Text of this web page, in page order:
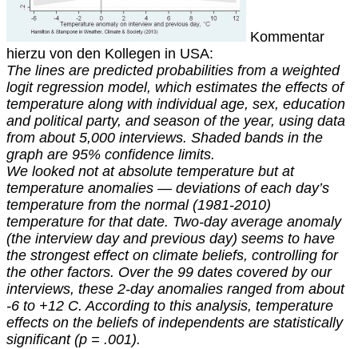
Kommentar
hierzu von den Kollegen in USA:
The lines are predicted probabilities from a weighted
logit regression model, which estimates the effects of
temperature along with individual age, sex, education
and political party, and season of the year, using data
from about 5,000 interviews. Shaded bands in the
graph are 95% confidence limits.
We looked not at absolute temperature but at
temperature anomalies — deviations of each day’s
temperature from the normal (1981-2010)
temperature for that date. Two-day average anomaly
(the interview day and previous day) seems to have
the strongest effect on climate beliefs, controlling for
the other factors. Over the 99 dates covered by our
interviews, these 2-day anomalies ranged from about
-6 to +12 C. According to this analysis, temperature
effects on the beliefs of independents are statistically
significant (p = .001).